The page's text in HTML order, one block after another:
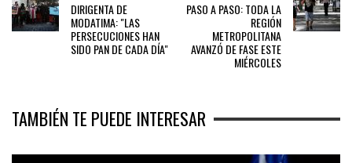
DIRIGENTA DE
MODATIMA: "LAS
PERSECUCIONES HAN
SIDO PAN DE CADA DÍA"
PASO A PASO: TODA LA
REGIÓN
METROPOLITANA
AVANZÓ DE FASE ESTE
MIÉRCOLES
TAMBIÉN TE PUEDE INTERESAR